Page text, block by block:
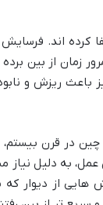
اند.
زمان از بین
باعث ریزش و
چین در قرن
عمل، به دلیل
از دیوار